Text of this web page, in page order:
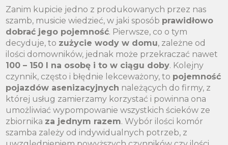
Zanim kupicie jedno z produkowanych przez nas
szamb, musicie wiedzieć, w jaki sposób prawidłowo
dobrać jego pojemność. Pierwsze, co o tym
decyduje, to zużycie wody w domu, zależne od
ilości domowników, jednak może przekraczać nawet
100 – 150 l na osobę i to w ciągu doby. Kolejny
czynnik, często i błędnie lekceważony, to pojemność
pojazdów asenizacyjnych należących do firmy, z
której usług zamierzamy korzystać i powinna ona
umożliwiać wypompowanie wszystkich ścieków ze
zbiornika za jednym razem. Wybór ilości komór
szamba zależy od indywidualnych potrzeb, z